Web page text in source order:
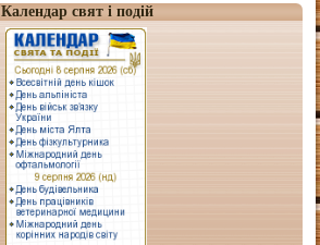
Календар свят і подій